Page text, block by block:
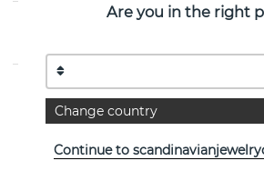
Weitere Artikel
Are you in the right
Change country
Continue to